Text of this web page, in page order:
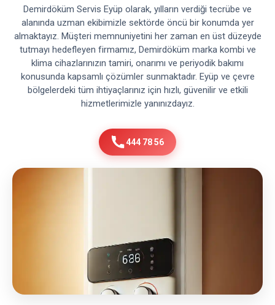
Demirdöküm Servis Eyüp olarak, yılların verdiği tecrübe ve
alanında uzman ekibimizle sektörde öncü bir konumda yer
almaktayız. Müşteri memnuniyetini her zaman en üst düzeyde
tutmayı hedefleyen firmamız, Demirdöküm marka kombi ve
klima cihazlarınızın tamiri, onarımı ve periyodik bakımı
konusunda kapsamlı çözümler sunmaktadır. Eyüp ve çevre
bölgelerdeki tüm ihtiyaçlarınız için hızlı, güvenilir ve etkili
hizmetlerimizle yanınızdayız.
444 78 56